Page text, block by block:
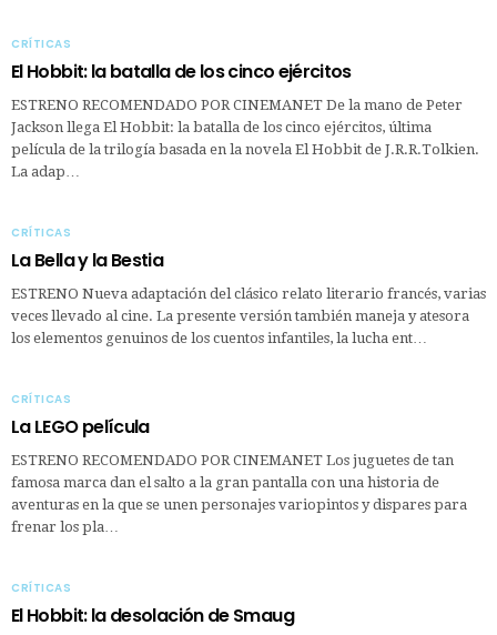
CRÍTICAS
El Hobbit: la batalla de los cinco ejércitos
ESTRENO RECOMENDADO POR CINEMANET De la mano de Peter
Jackson llega El Hobbit: la batalla de los cinco ejércitos, última
película de la trilogía basada en la novela El Hobbit de J.R.R.Tolkien.
La adap…
CRÍTICAS
La Bella y la Bestia
ESTRENO Nueva adaptación del clásico relato literario francés, varias
veces llevado al cine. La presente versión también maneja y atesora
los elementos genuinos de los cuentos infantiles, la lucha ent…
CRÍTICAS
La LEGO película
ESTRENO RECOMENDADO POR CINEMANET Los juguetes de tan
famosa marca dan el salto a la gran pantalla con una historia de
aventuras en la que se unen personajes variopintos y dispares para
frenar los pla…
CRÍTICAS
El Hobbit: la desolación de Smaug